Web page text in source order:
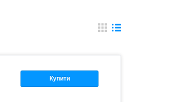
Купити